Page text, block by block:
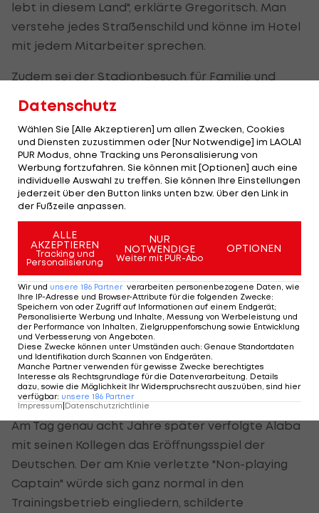
lebt in diesem Land", erklärte Gregoritsch. Man
verstehe jedes Straßenschild und könne im Hotel
mit jedem Mitarbeiter sprechen.
Zudem sei der Stadionbesuch für Familie und
muss nicht unbedingt in den Flieger", sagte der
Freiburg-Stürmer. "Man kann auch mit dem Zug
oder mit dem Auto anreisen."
Die Stadien in Düsseldorf und in Berlin, wo die
Duelle mit Polen (21. Juni) und den Niederlanden
(25. Juni) warten, sind dem ÖFB-Offensivduo
bekannt. "Es ist wichtig, ordentlich ins Turnier zu
starten, weil dann ist es für die nächsten zwei
Spiele deutlich einfacher", meinte Gregoritsch und
erinnerte an Österreichs erstes Spiel bei der EM
2016 gegen Ungarn (0:2), alsDavid Alabain
Bordeaux nach 31 Sekunden die Stange getroffen
hatte. "Da wird bis heute davon geredet, was
gewesen wäre, wenn Davids Schuss reingegangen
wäre."
Am Tag genau acht Jahre später verfolgte Alaba
mit seinen Kollegen das Eröffnungsspiel der
Deutschen. Der am Knie verletzte "Non-playing
Captain" würde sich ganz normal in den
Trainingsbetrieb eingliedern, schilderte
Datenschutz
Wählen Sie [Alle Akzeptieren] um allen Zwecken, Cookies
und Diensten zuzustimmen oder [Nur Notwendige] im LAOLA1
PUR Modus, ohne Tracking uns Peronsalisierung von
Werbung fortzufahren. Sie können mit [Optionen] auch eine
individuelle Auswahl zu treffen. Sie können Ihre Einstellungen
jederzeit über den Button links unten bzw. über den Link in
der Fußzeile anpassen.
ALLE
AKZEPTIEREN
Tracking und
Personalisierung
NUR
NOTWENDIGE
Weiter mit PUR-Abo
OPTIONEN
Wir und unsere 186 Partner verarbeiten personenbezogene Daten, wie
Ihre IP-Adresse und Browser-Attribute für die folgenden Zwecke:
Speichern von oder Zugriff auf Informationen auf einem Endgerät;
Personalisierte Werbung und Inhalte, Messung von Werbeleistung und
der Performance von Inhalten, Zielgruppenforschung sowie Entwicklung
und Verbesserung von Angeboten
Diese Zwecke können unter Umständen auch: Genaue Standortdaten
und Identifikation durch Scannen von Endgeräten
Manche Partner verwenden für gewisse Zwecke berechtigtes
Interesse als Rechtsgrundlage für die Datenverarbeitung. Details
dazu, sowie die Möglichkeit Ihr Widerspruchsrecht auszuüben, sind hier
verfügbar: unsere 186 Partner
Impressum|Datenschutzrichtlinie